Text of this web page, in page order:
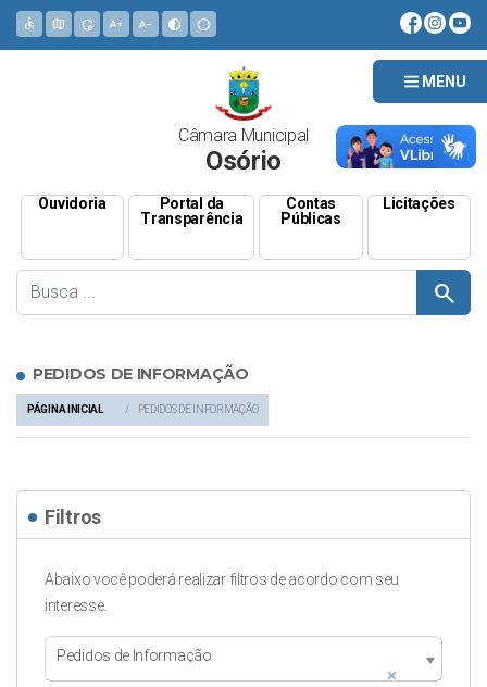
MENU
accessible map admin_panel_settings text_increase text_decrease contrast circle
Câmara Municipal
Osório
Ouvidoria
Portal da
Transparência
Contas
Públicas
Licitações
search
PEDIDOS DE INFORMAÇÃO
PÁGINA INICIAL PEDIDOS DE INFORMAÇÃO
Filtros
Abaixo você poderá realizar filtros de acordo com seu
interesse.
×
Pedidos de Informação